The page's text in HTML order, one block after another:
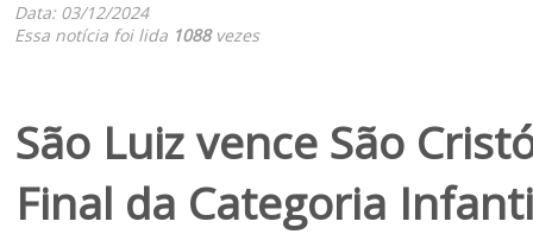
Data: 03/12/2024
Essa notícia foi lida 1088vezes
São Luiz vence São
Final da Categoria